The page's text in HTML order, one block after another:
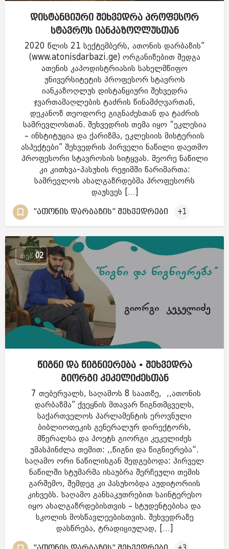
დისტანციური შეხვედრა პროფესორ
სტავროს იანკაზოღლუსთან
2020 წლის 21 სექტემბერს, ათონის დარბაზის”
(www.atonisdarbazi.ge) ორგანიზებით შედგა
ათენის კაპოდისტრიასის სახელმწიფო
უნივერსიტეტის პროფესორ სტავროს
იანკაზოღლუს დისტანციური შეხვედრა
ჯვართამაღლების ტაძრის წინამძღვართან,
დეკანოზ თეოდორე გიგნაძესთან და ტაძრის
სამრევლოსთან. შეხვედრის თემა იყო “ეკლესია
– ინსტიტუცია და ქარიზმა, ეკლესიის მისტერიის
ასპექტები” შეხვედრის პირველი ნაწილი დაეთმო
პროფესორი სტავროსის სიტყვას. მეორე ნაწილი
კი კითხვა-პასუხის რეჟიმში წარიმართა:
სამრევლოს ახალგაზრდებმა პროფესორს
დაუსვეს […]
"ათონის დარბაზის" შეხვედრები +1
ᲗᲔᲑ 02
წიგნი და წიგნიერება • შეხვედრა
გიორგი კეკელიძესთან
7 თებერვალს, საღამოს 8 საათზე, ,,ათონის
დარბაზმა” ქვეყნის მთავარ წიგნთმცველს,
საქართველოს პარლამენტის ეროვნული
ბიბლიოთეკის გენერალურ დირექტორს,
მწერალსა და პოეტს გიორგი კეკელიძეს
უმასპინძლა თემით: ,,წიგნი და წიგნიერება“.
საღამო ორი ნაწილისგან შედგებოდა: პირველ
ნაწილში სტუმარმა ისაუბრა შერჩეული თემის
გარშემო, შემდეგ კი პასუხობდა აუდიტორიის
კიხვებს. საღამო განსაკუთრებით საინტერესო
იყო ახალგაზრდებისთვის – სტუდენტებისა და
სკოლის მოსწავლეებისთვის. შეხვედრაზე
დასწრება, ტრადიციულად, […]